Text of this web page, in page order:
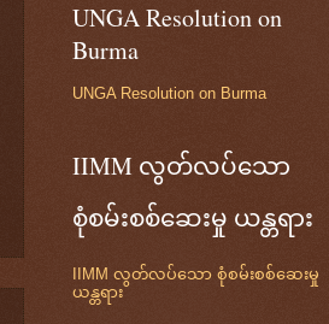
UNGA Resolution on
Burma
UNGA Resolution on Burma
IIMM လွတ်လပ်သော
စုံစမ်းစစ်ဆေးမှု ယန္တရား
IIMM လွတ်လပ်သော စုံစမ်းစစ်ဆေးမှု
ယန္တရား